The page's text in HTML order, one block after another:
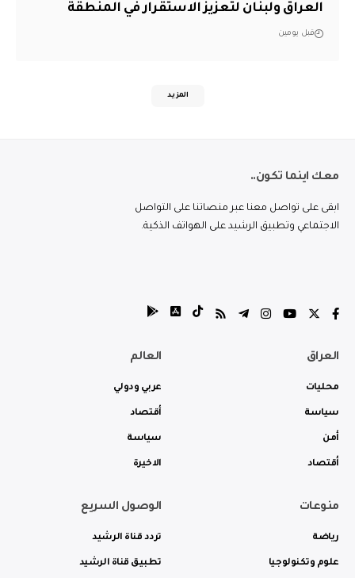
العراق ولبنان لتعزيز الاستقرار في المنطقة
قبل يومين
المزيد
معك اينما تكون..
ابقى على تواصل معنا عبر منصاتنا على التواصل
الاجتماعي وتطبيق الرشيد على الهواتف الذكية.
العراق
محليات
سياسة
أمن
أقتصاد
العالم
عربي ودولي
أقتصاد
سياسة
الاخيرة
منوعات
رياضة
علوم وتكنولوجيا
الوصول السريع
تردد قناة الرشيد
تطبيق قناة الرشيد